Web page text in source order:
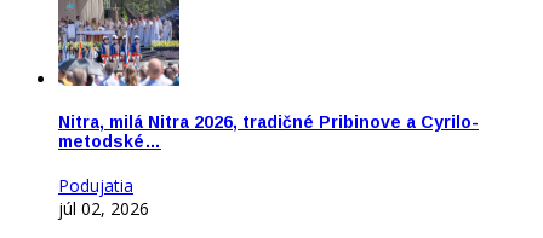
Nitra, milá Nitra 2026, tradičné Pribinove a Cyrilo-
metodské…
Podujatia
júl 02, 2026